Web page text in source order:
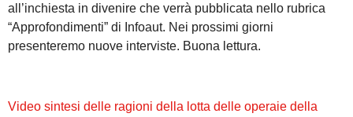
all’inchiesta in divenire che verrà pubblicata nello rubrica
“Approfondimenti” di Infoaut. Nei prossimi giorni
presenteremo nuove interviste. Buona lettura.
Video sintesi delle ragioni della lotta delle operaie della